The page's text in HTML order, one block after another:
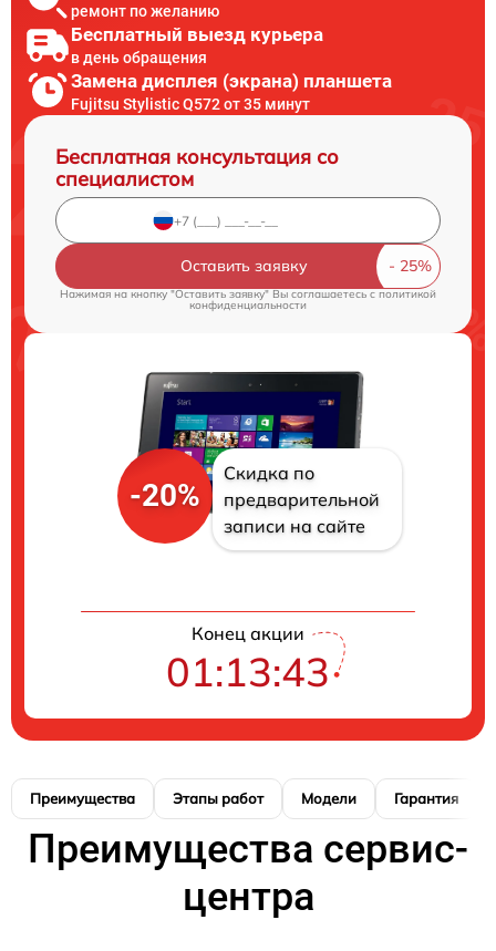
ремонт по желанию
Бесплатный выезд курьера
в день обращения
Замена дисплея (экрана) планшета
Fujitsu Stylistic Q572 от 35 минут
Бесплатная консультация со
специалистом
Оставить заявку
Нажимая на кнопку "Оставить заявку" Вы соглашаетесь cполитикой
конфиденциальности
-20%
Скидка по
предварительной
записи на сайте
Конец акции
01:13:41
Преимущества Этапы работ Модели Гарантия
Преимущества сервис-
центра